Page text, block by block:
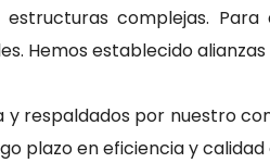
complejas.
Hemos establecido
respaldados por nuestro
plazo en eficiencia y